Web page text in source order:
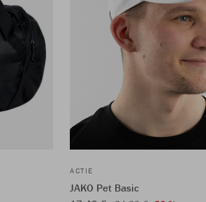
ACTIE
JAKO Pet Basic